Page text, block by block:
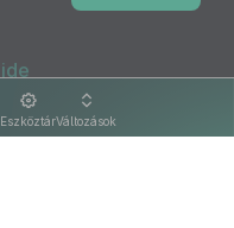
EszköztárVáltozások
ide